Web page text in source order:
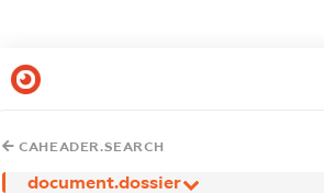
CAHEADER.SEARCH
document.dossier